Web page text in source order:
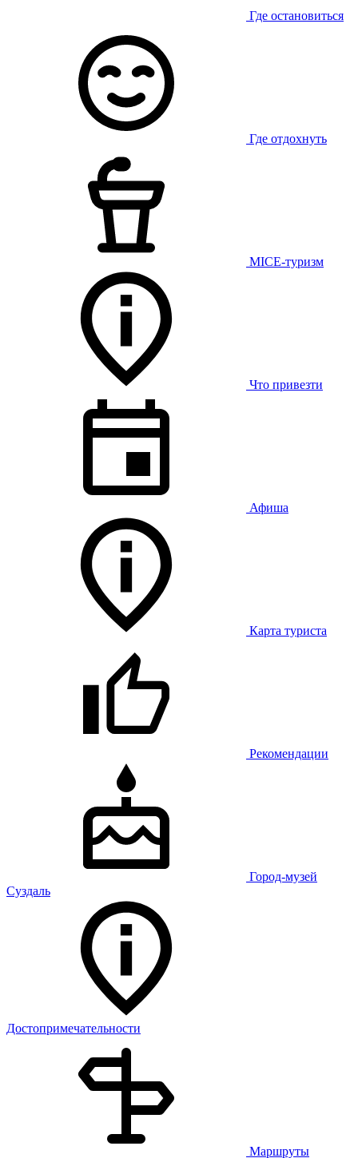
Где остановиться
Где отдохнуть
MICE-туризм
Что привезти
Афиша
Карта туриста
Рекомендации
Город-музей
Суздаль
Достопримечательности
Маршруты